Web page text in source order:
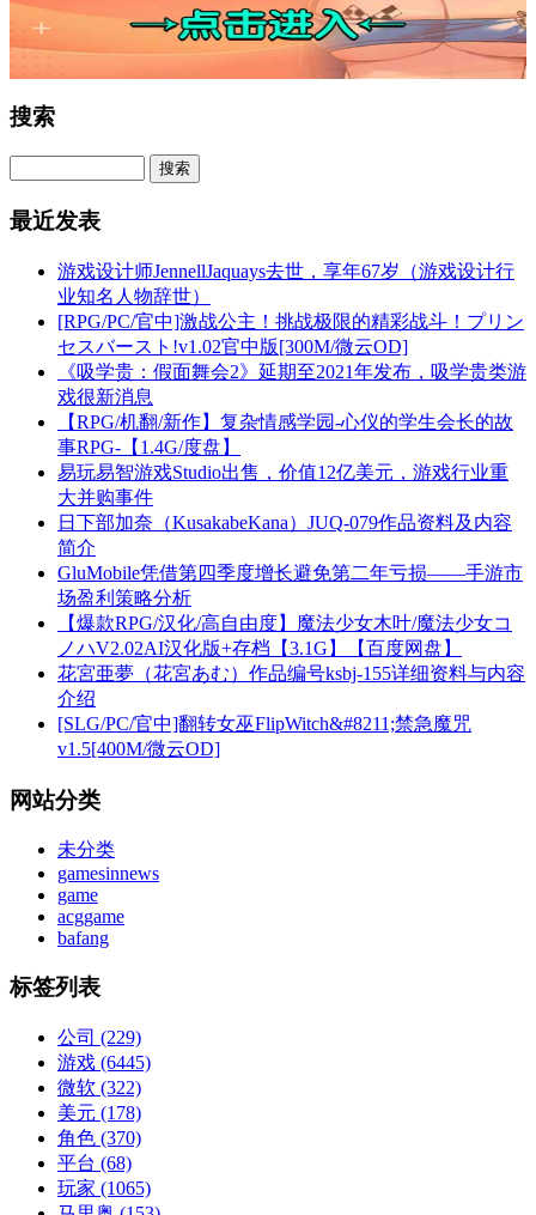
搜索
最近发表
游戏设计师JennellJaquays去世，享年67岁（游戏设计行
业知名人物辞世）
[RPG/PC/官中]激战公主！挑战极限的精彩战斗！プリン
セスバースト!v1.02官中版[300M/微云OD]
《吸学贵：假面舞会2》延期至2021年发布，吸学贵类游
戏很新消息
【RPG/机翻/新作】复杂情感学园-心仪的学生会长的故
事RPG-【1.4G/度盘】
易玩易智游戏Studio出售，价值12亿美元，游戏行业重
大并购事件
日下部加奈（KusakabeKana）JUQ-079作品资料及内容
简介
GluMobile凭借第四季度增长避免第二年亏损——手游市
场盈利策略分析
【爆款RPG/汉化/高自由度】魔法少女木叶/魔法少女コ
ノハV2.02AI汉化版+存档【3.1G】【百度网盘】
花宮亜夢（花宮あむ）作品编号ksbj-155详细资料与内容
介绍
[SLG/PC/官中]翻转女巫FlipWitch&#8211;禁急魔咒
v1.5[400M/微云OD]
网站分类
未分类
gamesinnews
game
acggame
bafang
标签列表
公司 (229)
游戏 (6445)
微软 (322)
美元 (178)
角色 (370)
平台 (68)
玩家 (1065)